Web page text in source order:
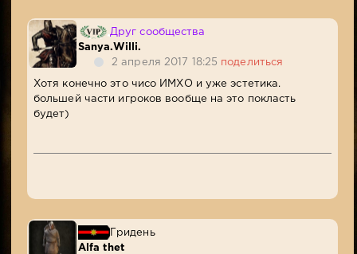
Друг сообщества
Sanya.Willi.
2 апреля 2017 18:25
поделиться
Хотя конечно это чисо ИМХО и уже эстетика.
большей части игроков вообще на это покласть
будет)
Гридень
Alfa thet